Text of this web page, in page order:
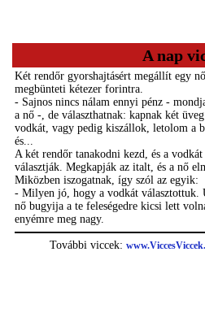
A nap